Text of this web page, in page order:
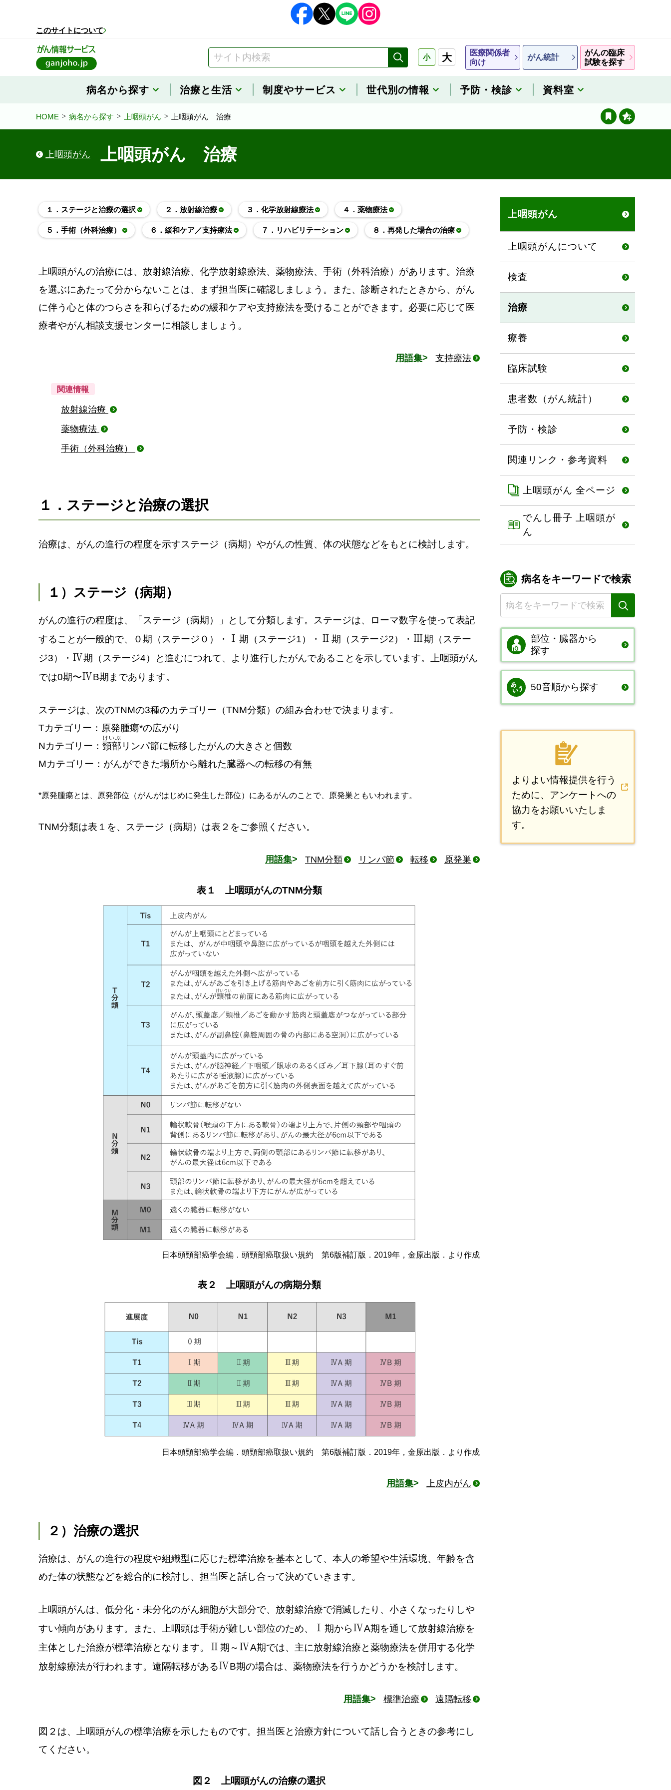
このサイトについて
小 大
医療関係者
向け
がん統計
がんの臨床
試験を探す
病名から探す 治療と生活 制度やサービス 世代別の情報 予防・検診 資料室
HOME 病名から探す 上咽頭がん 上咽頭がん 治療
上咽頭がん 上咽頭がん 治療
１．ステージと治療の選択 ２．放射線治療 ３．化学放射線療法 ４．薬物療法
５．手術（外科治療） ６．緩和ケア／支持療法 ７．リハビリテーション ８．再発した場合の治療
上咽頭がんの治療には、放射線治療、化学放射線療法、薬物療法、手術（外科治療）があります。治療
を選ぶにあたって分からないことは、まず担当医に確認しましょう。また、診断されたときから、がん
に伴う心と体のつらさを和らげるための緩和ケアや支持療法を受けることができます。必要に応じて医
療者やがん相談支援センターに相談しましょう。
用語集 支持療法
関連情報
放射線治療
薬物療法
手術（外科治療）
１．ステージと治療の選択
治療は、がんの進行の程度を示すステージ（病期）やがんの性質、体の状態などをもとに検討します。
１）ステージ（病期）
がんの進行の程度は、「ステージ（病期）」として分類します。ステージは、ローマ数字を使って表記
することが一般的で、０期（ステージ０）・
Ⅰ 期（ステージ1）・ Ⅱ 期（ステージ2）・ Ⅲ期（ステー
ジ3）・ Ⅳ期（ステージ4）と進むにつれて、より進行したがんであることを示しています。上咽頭がん
では0期〜ⅣB期まであります。
ステージは、次のTNMの3種のカテゴリー（TNM分類）の組み合わせで決まります。
Tカテゴリー：原発腫瘍*の広がり
Nカテゴリー： 頸部
けいぶ
リンパ節に転移したがんの大きさと個数
Mカテゴリー：がんができた場所から離れた臓器への転移の有無
*原発腫瘍とは、原発部位（がんがはじめに発生した部位）にあるがんのことで、原発巣ともいわれます。
TNM分類は表１を、ステージ（病期）は表２をご参照ください。
用語集 TNM分類 リンパ節 転移 原発巣
表１ 上咽頭がんのTNM分類
日本頭頸部癌学会編．頭頸部癌取扱い規約 第6版補訂版．2019年，金原出版．より作成
表２ 上咽頭がんの病期分類
日本頭頸部癌学会編．頭頸部癌取扱い規約 第6版補訂版．2019年，金原出版．より作成
用語集 上皮内がん
２）治療の選択
治療は、がんの進行の程度や組織型に応じた標準治療を基本として、本人の希望や生活環境、年齢を含
めた体の状態などを総合的に検討し、担当医と話し合って決めていきます。
上咽頭がんは、低分化・未分化のがん細胞が大部分で、放射線治療で消滅したり、小さくなったりしや
すい傾向があります。また、上咽頭は手術が難しい部位のため、
Ⅰ 期から ⅣA期を通して放射線治療を
主体とした治療が標準治療となります。
Ⅱ 期～ ⅣA期では、主に放射線治療と薬物療法を併用する化学
放射線療法が行われます。遠隔転移があるⅣB期の場合は、薬物療法を行うかどうかを検討します。
用語集 標準治療 遠隔転移
図２は、上咽頭がんの標準治療を示したものです。担当医と治療方針について話し合うときの参考にし
てください。
図２ 上咽頭がんの治療の選択
上咽頭がん
上咽頭がんについて
検査
治療
療養
臨床試験
患者数（がん統計）
予防・検診
関連リンク・参考資料
上咽頭がん 全ページ
でんし冊子 上咽頭が
ん
病名をキーワードで検索
部位・臓器から
探す
50音順から探す
よりよい情報提供を行う
ために、アンケートへの
協力をお願いいたしま
す。